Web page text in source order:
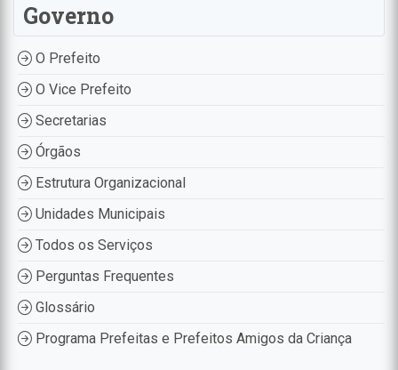
Governo
O Prefeito
O Vice Prefeito
Secretarias
Órgãos
Estrutura Organizacional
Unidades Municipais
Todos os Serviços
Perguntas Frequentes
Glossário
Programa Prefeitas e Prefeitos Amigos da Criança